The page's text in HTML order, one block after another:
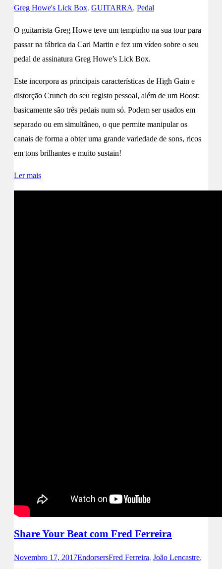
Greg Howe's Lick Box, GUITARRA, Pedal
O guitarrista Greg Howe teve um tempinho na sua tour para
passar na fábrica da Carl Martin e fez um vídeo sobre o seu
pedal de assinatura Greg Howe’s Lick Box.
Este incorpora as principais características de High Gain e
distorção Crunch do seu registo pessoal, além de um Boost:
basicamente são três pedais num só. Podem ser usados em
separado ou em simultâneo, o que permite manipular os
canais de forma a obter uma grande variedade de sons, ricos
em tons brilhantes e muito sustain!
Ler mais
Share Your Beat com Fred Ferreira
Novembro 17, 2017EndorsersFred Ferreira, João Lencastre,